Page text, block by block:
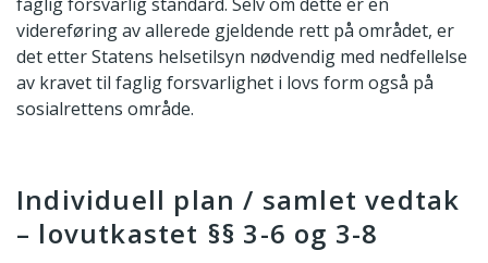
videreføring av allerede gjeldende rett på området, er
det etter Statens helsetilsyn nødvendig med nedfellelse
av kravet til faglig forsvarlighet i lovs form også på
sosialrettens område.
Individuell plan / samlet vedtak
– lovutkastet §§ 3-6 og 3-8